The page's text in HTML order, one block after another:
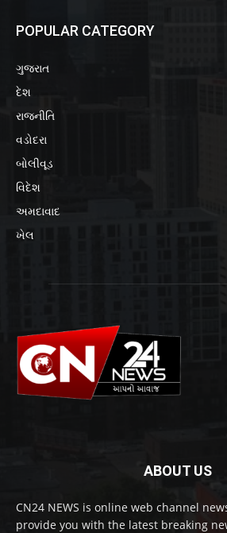
POPULAR CATEGORY
ગુજરાત
દેશ
રાજનીતિ
વડોદરા
બોલીવૂડ
વિદેશ
અમદાવાદ
ખેલ
ABOUT US
CN24 NEWS is online web channel
provide you with the latest breaking